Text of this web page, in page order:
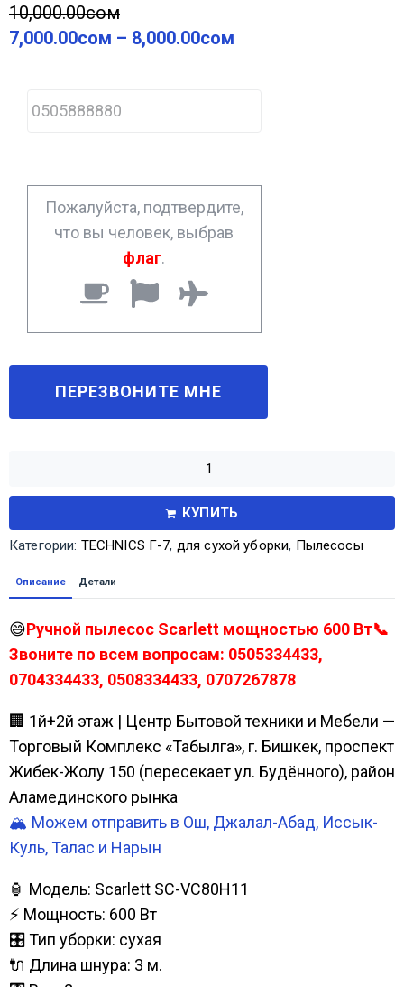
10,000.00сом
7,000.00сом – 8,000.00сом
h
o
*
Пожалуйста, подтвердите,
что вы человек, выбрав
флаг.
КУПИТЬ
Категории: TECHNICS Г-7, для сухой уборки, Пылесосы
Описание Детали
😄Ручной пылесос Scarlett мощностью 600 Вт📞
Звоните по всем вопросам: 0505334433,
0704334433, 0508334433, 0707267878
🏢 1й+2й этаж | Центр Бытовой техники и Мебели —
Торговый Комплекс «Табылга», г. Бишкек, проспект
Жибек-Жолу 150 (пересекает ул. Будённого), район
Аламединского рынка
🏔️ Можем отправить в Ош, Джалал-Абад, Иссык-
Куль, Талас и Нарын
🏮 Модель: Scarlett SC-VC80H11
⚡ Мощность: 600 Вт
🎛️ Тип уборки: сухая
🔌 Длина шнура: 3 м.